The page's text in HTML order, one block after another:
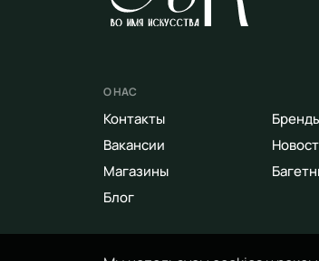
О НАС
Контакты
Вакансии
Магазины
Блог